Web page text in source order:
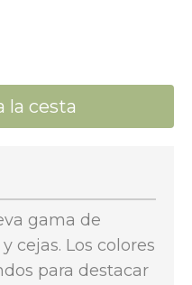
la cesta
gama de
cejas. Los colores
para destacar